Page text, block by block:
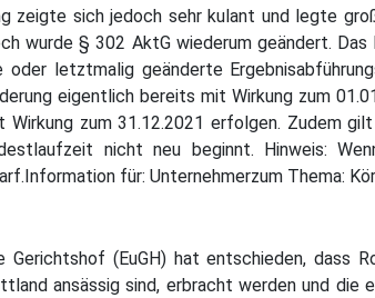
zeigte sich jedoch sehr kulant und legte
wurde § 302 AktG wiederum geändert.
oder letztmalig geänderte
eigentlich bereits mit Wirkung zum
Wirkung zum 31.12.2021 erfolgen. Zudem
nicht neu beginnt. Hinweis:
für: Unternehmerzum Thema:
Gerichtshof (EuGH) hat entschieden, dass
ansässig sind, erbracht werden und die